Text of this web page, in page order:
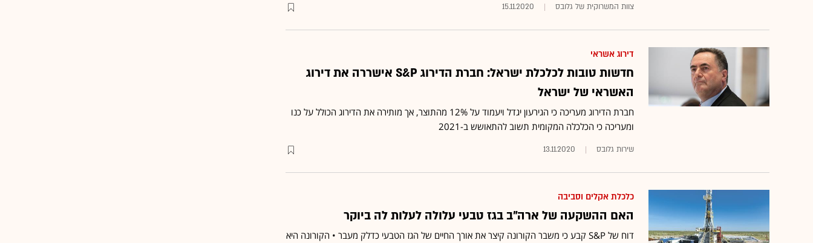
צוות המשרוקית של גלובס 15.11.2020
דירוג אשראי
חדשות טובות לכלכלת ישראל: חברת הדירוג S&P אישררה את דירוג
האשראי של ישראל
חברת הדירוג מעריכה כי הגירעון יגדל ויעמוד על 12% מהתוצר, אך מותירה את הדירוג הכולל על כנו
ומעריכה כי הכלכלה המקומית תשוב להתאושש ב-2021
שירות גלובס 13.11.2020
כלכלת אקלים וסביבה
האם ההשקעה של ארה"ב בגז טבעי עלולה לעלות לה ביוקר
דוח של S&P קבע כי משבר הקורונה קיצר את אורך החיים של הגז הטבעי כדלק מעבר • הקורונה היא